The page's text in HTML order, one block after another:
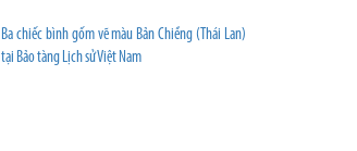
Ba chiếc bình gốm vẽ màu Bản Chiềng (Thái Lan)
tại Bảo tàng Lịch sử Việt Nam